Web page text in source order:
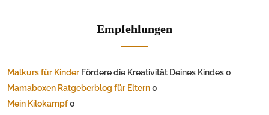
Empfehlungen
Malkurs für Kinder Fördere die Kreativität Deines Kindes 0
Mamaboxen Ratgeberblog für Eltern0
Mein Kilokampf0